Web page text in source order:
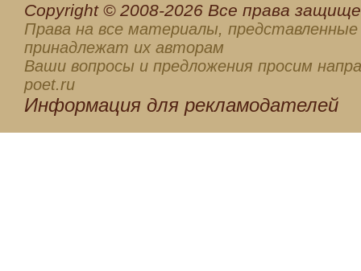
Сopyright © 2008-2026 Все права
Права на все материалы, представленные
принадлежат их авторам
Ваши вопросы и предложения просим
poet.ru
Информация для рекламодателей